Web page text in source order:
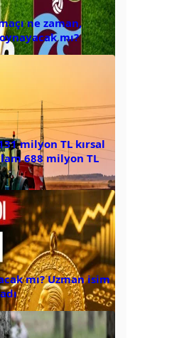
ne zaman,
mı?
milyon TL kırsal
688 milyon TL
mı? Uzman isim